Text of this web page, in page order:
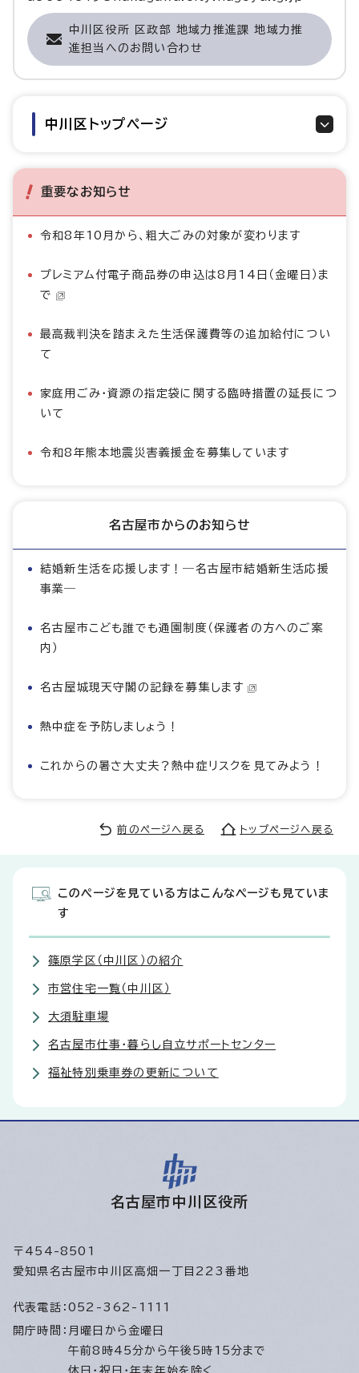
中川区役所 区政部 地域力推進課 地域力推
進担当へのお問い合わせ
中川区トップページ
重要なお知らせ
令和8年10月から、粗大ごみの対象が変わります
プレミアム付電子商品券の申込は8月14日（金曜日）ま
で
最高裁判決を踏まえた生活保護費等の追加給付につい
て
家庭用ごみ・資源の指定袋に関する臨時措置の延長につ
いて
令和8年熊本地震災害義援金を募集しています
名古屋市からのお知らせ
結婚新生活を応援します！―名古屋市結婚新生活応援
事業―
名古屋市こども誰でも通園制度（保護者の方へのご案
内）
名古屋城現天守閣の記録を募集します
熱中症を予防しましょう！
これからの暑さ大丈夫？熱中症リスクを見てみよう！
前のページへ戻る トップページへ戻る
このページを見ている方はこんなページも見ていま
す
篠原学区（中川区）の紹介
市営住宅一覧（中川区）
大須駐車場
名古屋市仕事・暮らし自立サポートセンター
福祉特別乗車券の更新について
名古屋市中川区役所
〒454-8501
愛知県名古屋市中川区高畑一丁目223番地
代表電話： 052-362-1111
開庁時間： 月曜日から金曜日
午前8時45分から午後5時15分まで